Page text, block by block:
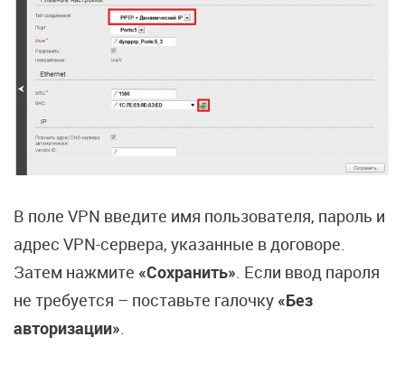
В поле VPN введите имя пользователя, пароль и
адрес VPN-сервера, указанные в договоре.
Затем нажмите «Сохранить» . Если ввод пароля
не требуется – поставьте галочку «Без
авторизации»